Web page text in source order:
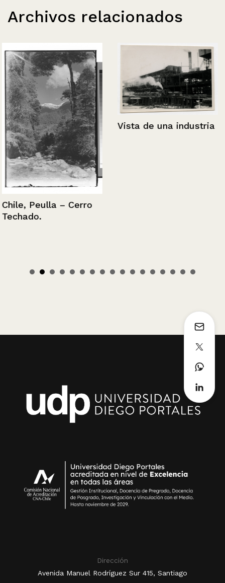
Archivos relacionados
Chile, Peulla – Cerro
Techado.
Vista de una industria
Dirección
Avenida Manuel Rodríguez Sur 415, Santiago